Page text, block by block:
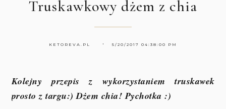
Truskawkowy dżem z chia
KETOREVA.PL 5/20/2017 04:38:00 PM
Kolejny przepis z wykorzystaniem truskawek
prosto z targu:) Dżem chia! Pychotka :)